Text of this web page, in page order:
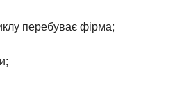
перебуває фірма;